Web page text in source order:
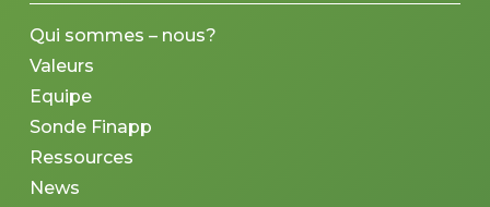
Qui sommes – nous?
Valeurs
Equipe
Sonde Finapp
Ressources
News